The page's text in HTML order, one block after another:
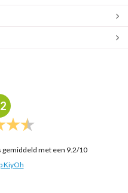
gemiddeld met een 9.2/10
KiyOh